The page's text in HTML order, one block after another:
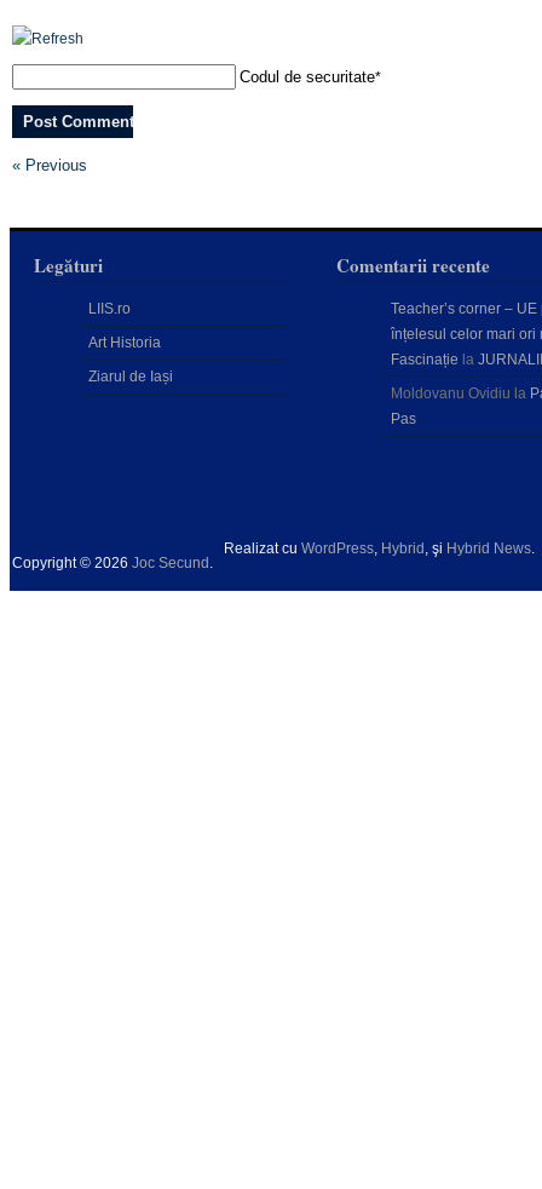
Codul de securitate*
« Previous
Legături
LIIS.ro
Art Historia
Ziarul de Iași
Comentarii recente
Teacher’s corner – UE
înțelesul celor mari ori
Fascinație la
Moldovanu Ovidiu la
Pas
Copyright © 2026 Joc Secund .
Realizat cu WordPress, Hybrid , şi Hybrid News.